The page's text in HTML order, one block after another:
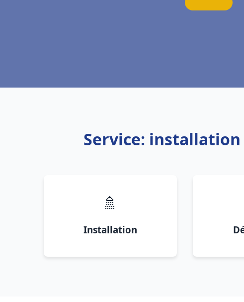
Service:
🚿
Installation